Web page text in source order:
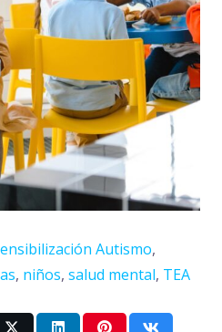
Autismo,
, niños, salud mental, TEA